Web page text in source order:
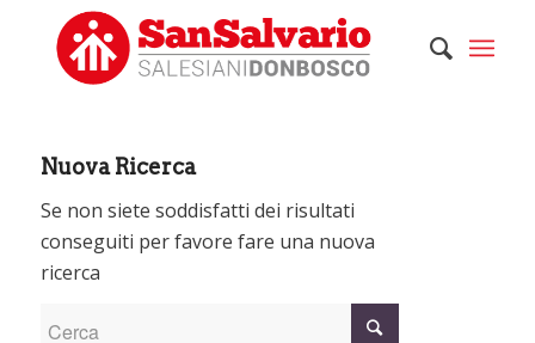
Nuova Ricerca
Se non siete soddisfatti dei risultati
conseguiti per favore fare una nuova
ricerca